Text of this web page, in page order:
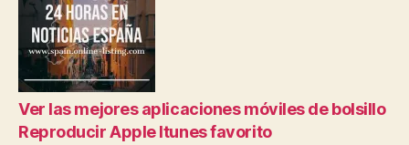
Ver las mejores aplicaciones móviles de bolsillo
Reproducir Apple Itunes favorito